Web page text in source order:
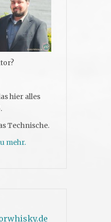
hier alles
Technische.
mehr.